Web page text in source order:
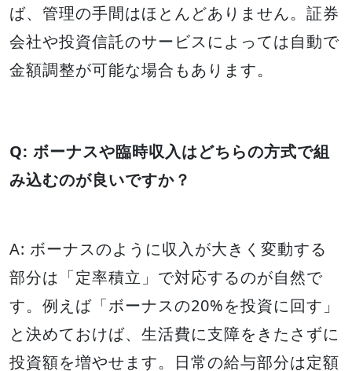
ば、管理の手間はほとんどありません。証券
会社や投資信託のサービスによっては自動で
金額調整が可能な場合もあります。
Q: ボーナスや臨時収入はどちらの方式で組
み込むのが良いですか？
A: ボーナスのように収入が大きく変動する
部分は「定率積立」で対応するのが自然で
す。例えば「ボーナスの20%を投資に回す」
と決めておけば、生活費に支障をきたさずに
投資額を増やせます。日常の給与部分は定額